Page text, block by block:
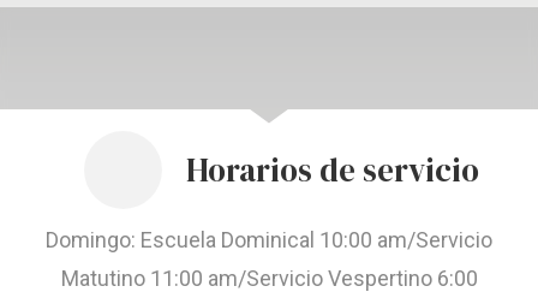
Horarios de servicio
Domingo: Escuela Dominical 10:00 am/Servicio
Matutino 11:00 am/Servicio Vespertino 6:00